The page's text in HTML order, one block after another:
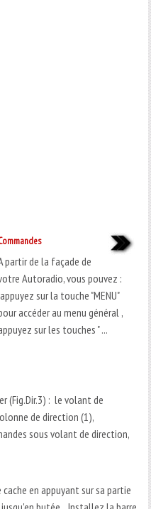
partir de la façade de
Autoradio, vous pouvez :
appuyez sur la touche "MENU"
accéder au menu général ,
sur les touches " ...
(Fig.Dir.3) : le volant de
de direction (1),
sous volant de direction,
en appuyant sur sa partie